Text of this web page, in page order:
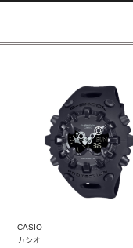
CASIO
カシオ